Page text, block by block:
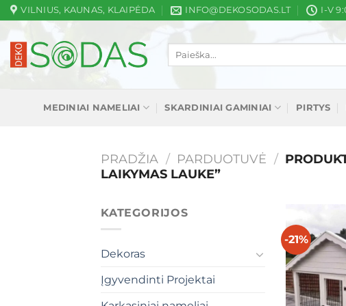
Skip
to
content
VILNIUS, KAUNAS, KLAIPĖDA INFO@DEKOSODAS.LT I-V
Ieškoti:
MEDINIAI NAMELIAI SKARDINIAI GAMINIAI PIRTYS
PRADŽIA / PARDUOTUVĖ /
LAIKYMAS LAUKE”
KATEGORIJOS
Dekoras
Įgyvendinti Projektai
-21%